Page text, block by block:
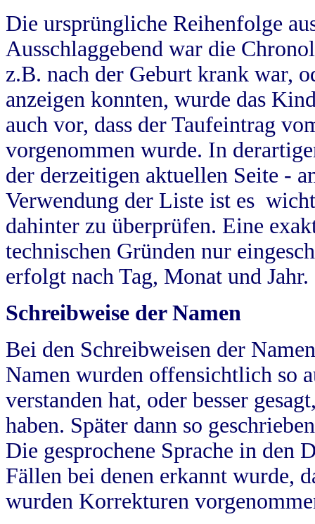
Die ursprüngliche Reihenfolge
Ausschlaggebend war die
z.B. nach der Geburt krank war,
anzeigen konnten, wurde das
auch vor, dass der Taufeintrag
vorgenommen wurde. In
der derzeitigen aktuellen Seite -
Verwendung der Liste ist es
dahinter zu überprüfen. Eine
technischen Gründen nur
erfolgt nach Tag, Monat und Jahr.
Schreibweise der Namen
Bei den Schreibweisen der
Namen wurden offensichtlich so
verstanden hat, oder besser
haben. Später dann so
Die gesprochene Sprache in
Fällen bei denen erkannt wurde,
wurden Korrekturen